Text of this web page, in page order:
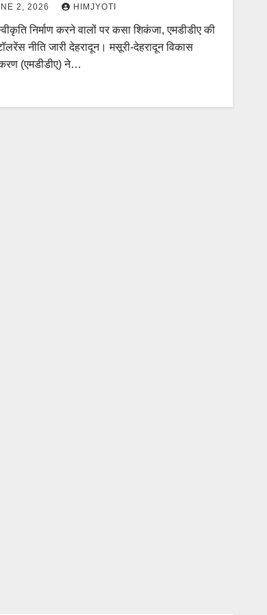
2, 2026 HIMJYOTI
निर्माण करने वालों पर कसा शिकंजा, एमडीडीए की
नीति जारी देहरादून। मसूरी-देहरादून विकास
(एमडीडीए) ने…